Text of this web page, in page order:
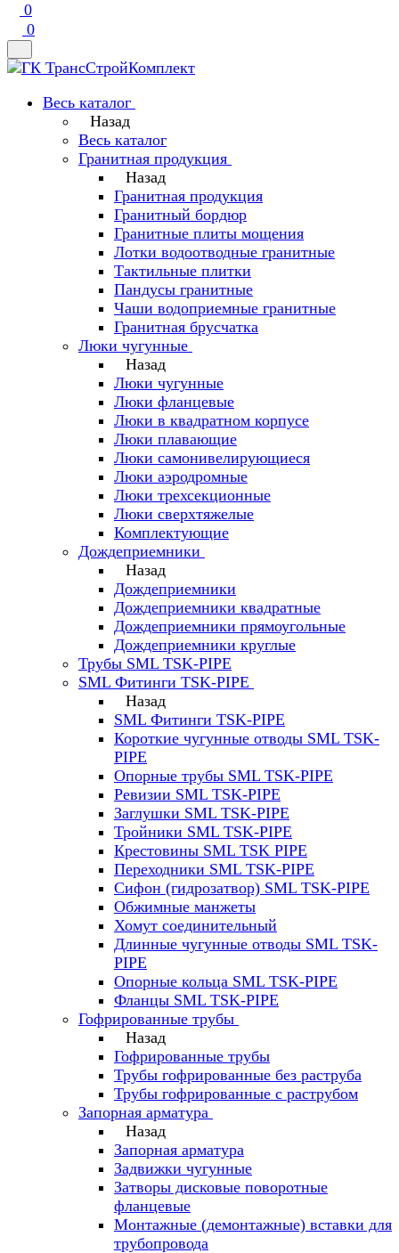
0
0
Весь каталог
Назад
Весь каталог
Гранитная продукция
Назад
Гранитная продукция
Гранитный бордюр
Гранитные плиты мощения
Лотки водоотводные гранитные
Тактильные плитки
Пандусы гранитные
Чаши водоприемные гранитные
Гранитная брусчатка
Люки чугунные
Назад
Люки чугунные
Люки фланцевые
Люки в квадратном корпусе
Люки плавающие
Люки самонивелирующиеся
Люки аэродромные
Люки трехсекционные
Люки сверхтяжелые
Комплектующие
Дождеприемники
Назад
Дождеприемники
Дождеприемники квадратные
Дождеприемники прямоугольные
Дождеприемники круглые
Трубы SML TSK-PIPE
SML Фитинги TSK-PIPE
Назад
SML Фитинги TSK-PIPE
Короткие чугунные отводы SML TSK-
PIPE
Опорные трубы SML TSK-PIPE
Ревизии SML TSK-PIPE
Заглушки SML TSK-PIPE
Тройники SML TSK-PIPE
Крестовины SML TSK PIPE
Переходники SML TSK-PIPE
Сифон (гидрозатвор) SML TSK-PIPE
Обжимные манжеты
Хомут соединительный
Длинные чугунные отводы SML TSK-
PIPE
Опорные кольца SML TSK-PIPE
Фланцы SML TSK-PIPE
Гофрированные трубы
Назад
Гофрированные трубы
Трубы гофрированные без раструба
Трубы гофрированные с раструбом
Запорная арматура
Назад
Запорная арматура
Задвижки чугунные
Затворы дисковые поворотные
фланцевые
Монтажные (демонтажные) вставки для
трубопровода